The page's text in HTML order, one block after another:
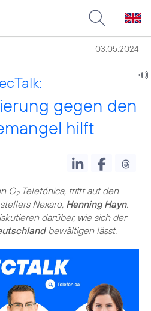
03.05.2024
gegen den
hilft
O2Telefónica, trifft auf den
Nexaro, Henning Hayn.
darüber, wie sich der
bewältigen lässt.